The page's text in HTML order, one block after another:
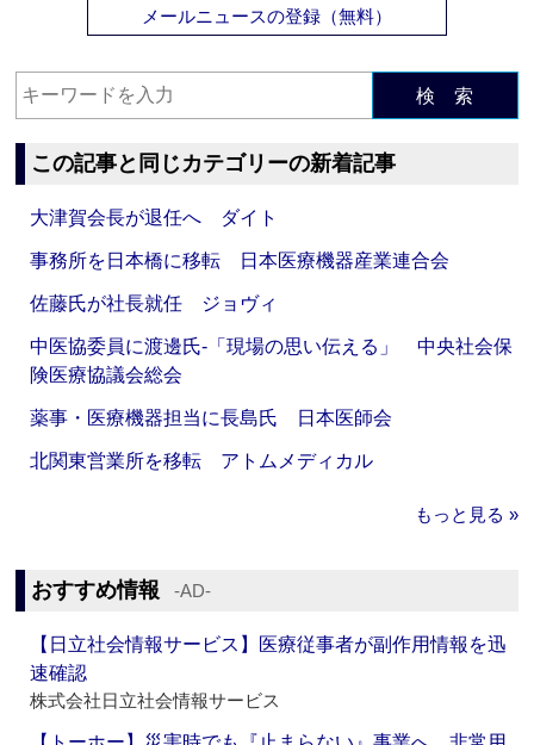
メールニュースの登録（無料）
検 索
この記事と同じカテゴリーの新着記事
大津賀会長が退任へ ダイト
事務所を日本橋に移転 日本医療機器産業連合会
佐藤氏が社長就任 ジョヴィ
中医協委員に渡邊氏‐「現場の思い伝える」 中央社会保
険医療協議会総会
薬事・医療機器担当に長島氏 日本医師会
北関東営業所を移転 アトムメディカル
もっと見る »
おすすめ情報 ‐AD‐
【日立社会情報サービス】医療従事者が副作用情報を迅
速確認
株式会社日立社会情報サービス